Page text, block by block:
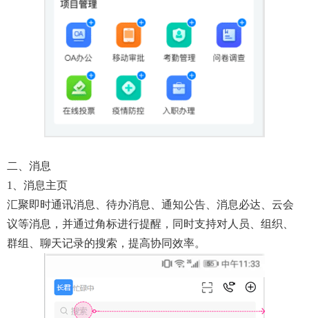
二、消息
1、消息主页
汇聚即时通讯消息、待办消息、通知公告、消息必达、云会
议等消息，并通过角标进行提醒，同时支持对人员、组织、
群组、聊天记录的搜索，提高协同效率。